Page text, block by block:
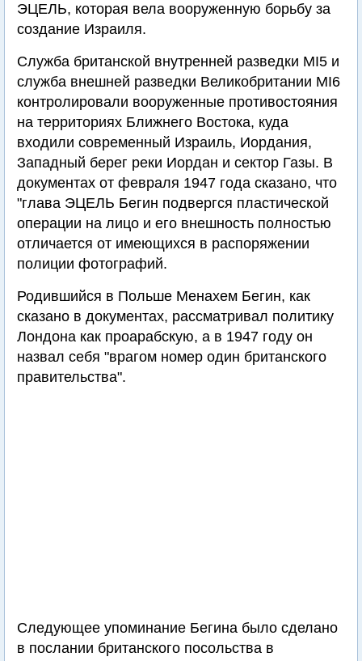
ЭЦЕЛЬ, которая вела вооруженную борьбу за
создание Израиля.
Служба британской внутренней разведки MI5 и
служба внешней разведки Великобритании MI6
контролировали вооруженные противостояния
на территориях Ближнего Востока, куда
входили современный Израиль, Иордания,
Западный берег реки Иордан и сектор Газы. В
документах от февраля 1947 года сказано, что
"глава ЭЦЕЛЬ Бегин подвергся пластической
операции на лицо и его внешность полностью
отличается от имеющихся в распоряжении
полиции фотографий.
Родившийся в Польше Менахем Бегин, как
сказано в документах, рассматривал политику
Лондона как проарабскую, а в 1947 году он
назвал себя "врагом номер один британского
правительства".
Следующее упоминание Бегина было сделано
в послании британского посольства в